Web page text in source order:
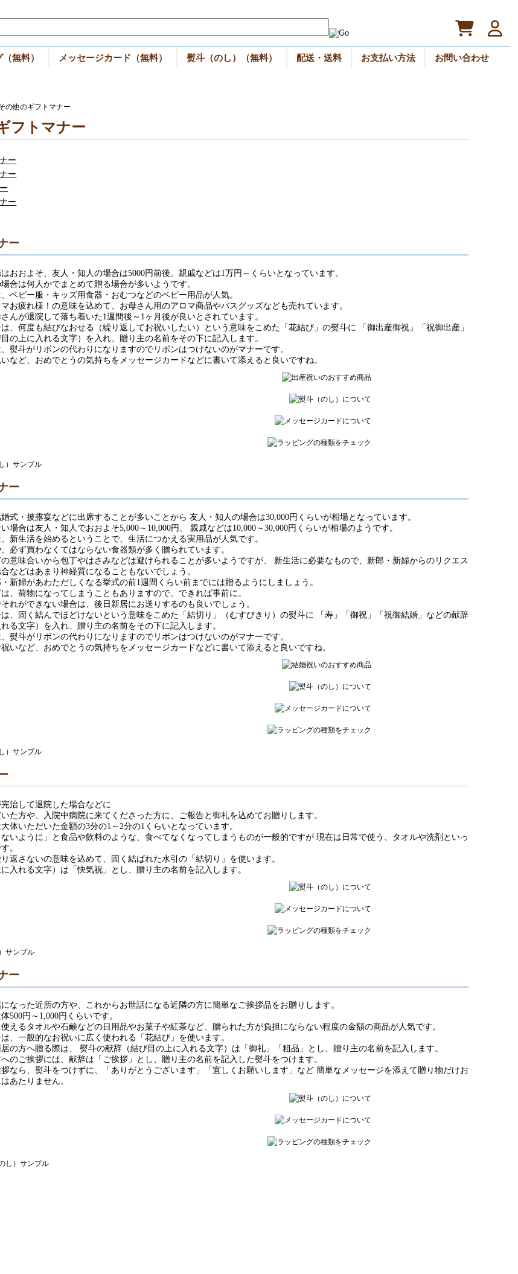
無料） メッセージカード（無料） 熨斗（のし）（無料） 配送・送料 お支払い方法 お問い合わせ
の他のギフトマナー
フトマナー
ー
ー
ー
ー
おおよそ、友人・知人の場合は5000円前後、親戚などは1万円～くらいとなっています。
合は何人かでまとめて贈る場合が多いようです。
ベビー服・キッズ用食器・おむつなどのベビー用品が人気。
お疲れ様！の意味を込めて、お母さん用のアロマ商品やバスグッズなども売れています。
んが退院して落ち着いた1週間後～1ヶ月後が良いとされています。
、何度も結びなおせる（繰り返してお祝いしたい）という意味をこめた「花結び」の熨斗に 「御出産御祝」「祝御出産」
の上に入れる文字）を入れ、贈り主の名前をその下に記入します。
熨斗がリボンの代わりになりますのでリボンはつけないのがマナーです。
など、おめでとうの気持ちをメッセージカードなどに書いて添えると良いですね。
ー
式・披露宴などに出席することが多いことから 友人・知人の場合は30,000円くらいが相場となっています。
場合は友人・知人でおおよそ5,000～10,000円、 親戚などは10,000～30,000円くらいが相場のようです。
新生活を始めるということで、生活につかえる実用品が人気です。
必ず買わなくてはならない食器類が多く贈られています。
の意味合いから包丁やはさみなどは避けられることが多いようですが、 新生活に必要なもので、新郎・新婦からのリクエス
などはあまり神経質になることもないでしょう。
新婦があわただしくなる挙式の前1週間くらい前までには贈るようにしましょう。
、荷物になってしまうこともありますので、できれば事前に。
れができない場合は、後日新居にお送りするのも良いでしょう。
、固く結んでほどけないという意味をこめた「結切り」（むすびきり）の熨斗に 「寿」「御祝」「祝御結婚」などの献辞
れる文字）を入れ、贈り主の名前をその下に記入します。
熨斗がリボンの代わりになりますのでリボンはつけないのがマナーです。
いなど、おめでとうの気持ちをメッセージカードなどに書いて添えると良いですね。
治して退院した場合などに
た方や、入院中病院に来てくださった方に、ご報告と御礼を込めてお贈りします。
体いただいた金額の3分の1～2分の1くらいとなっています。
ないように」と食品や飲料のような、食べてなくなってしまうものが一般的ですが 現在は日常で使う、タオルや洗剤といっ
。
返さないの意味を込めて、固く結ばれた水引の「結切り」を使います。
入れる文字）は「快気祝」とし、贈り主の名前を記入します。
ー
なった近所の方や、これからお世話になる近隣の方に簡単なご挨拶品をお贈りします。
500円～1,000円くらいです。
えるタオルや石鹸などの日用品やお菓子や紅茶など、贈られた方が負担にならない程度の金額の商品が人気です。
、一般的なお祝いに広く使われる「花結び」を使います。
の方へ贈る際は、 熨斗の献辞（結び目の上に入れる文字）は「御礼」「粗品」とし、贈り主の名前を記入します。
のご挨拶には、献辞は「ご挨拶」とし、贈り主の名前を記入した熨斗をつけます。
なら、熨斗をつけずに、「ありがとうございます」「宜しくお願いします」など 簡単なメッセージを添えて贈り物だけお
あたりません。